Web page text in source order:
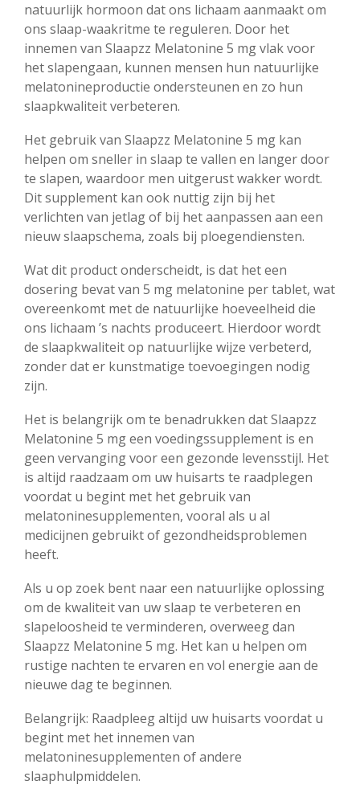
natuurlijk hormoon dat ons lichaam aanmaakt om
ons slaap-waakritme te reguleren. Door het
innemen van Slaapzz Melatonine 5 mg vlak voor
het slapengaan, kunnen mensen hun natuurlijke
melatonineproductie ondersteunen en zo hun
slaapkwaliteit verbeteren.
Het gebruik van Slaapzz Melatonine 5 mg kan
helpen om sneller in slaap te vallen en langer door
te slapen, waardoor men uitgerust wakker wordt.
Dit supplement kan ook nuttig zijn bij het
verlichten van jetlag of bij het aanpassen aan een
nieuw slaapschema, zoals bij ploegendiensten.
Wat dit product onderscheidt, is dat het een
dosering bevat van 5 mg melatonine per tablet, wat
overeenkomt met de natuurlijke hoeveelheid die
ons lichaam ’s nachts produceert. Hierdoor wordt
de slaapkwaliteit op natuurlijke wijze verbeterd,
zonder dat er kunstmatige toevoegingen nodig
zijn.
Het is belangrijk om te benadrukken dat Slaapzz
Melatonine 5 mg een voedingssupplement is en
geen vervanging voor een gezonde levensstijl. Het
is altijd raadzaam om uw huisarts te raadplegen
voordat u begint met het gebruik van
melatoninesupplementen, vooral als u al
medicijnen gebruikt of gezondheidsproblemen
heeft.
Als u op zoek bent naar een natuurlijke oplossing
om de kwaliteit van uw slaap te verbeteren en
slapeloosheid te verminderen, overweeg dan
Slaapzz Melatonine 5 mg. Het kan u helpen om
rustige nachten te ervaren en vol energie aan de
nieuwe dag te beginnen.
Belangrijk: Raadpleeg altijd uw huisarts voordat u
begint met het innemen van
melatoninesupplementen of andere
slaaphulpmiddelen.